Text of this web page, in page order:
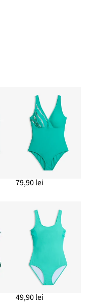
79,90 lei
49,90 lei